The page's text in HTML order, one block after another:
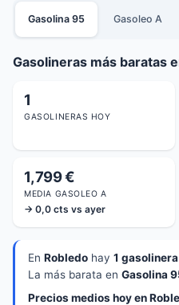
Gasolina 95 Gasoleo A
Gasolineras más baratas
1
GASOLINERAS HOY
1,799 €
MEDIA GASOLEO A
→ 0,0 cts vs ayer
En Robledo hay 1 gasolinera
La más barata en Gasolina
Precios medios hoy en